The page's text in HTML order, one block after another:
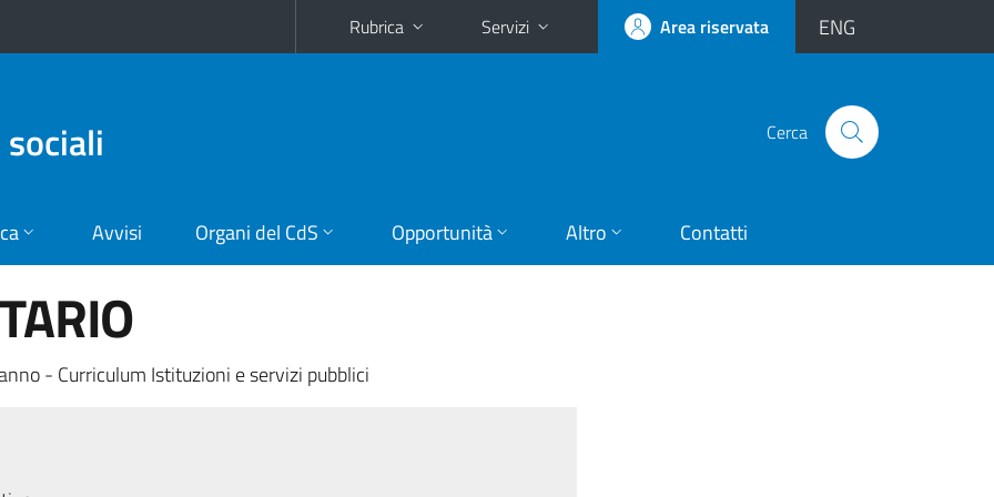
Rubrica Servizi Area riservata ENG
Cerca
Avvisi Organi del CdS Opportunità Altro Contatti
- Curriculum Istituzioni e servizi pubblici